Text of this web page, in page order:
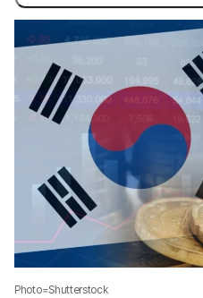
Photo=Shutterstock